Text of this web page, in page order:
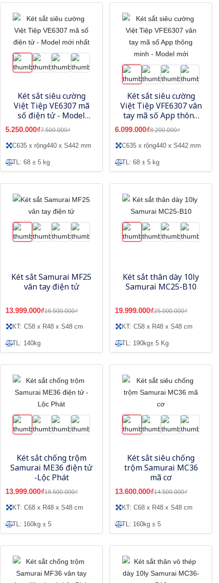
Két sắt siêu cường
Việt Tiệp VE6307 mã
số điện tử - Model
mới nhất
5.250.000₫7.500.000₫
C635 x rộng440 x S442 mm
TL: 68 ± 5 kg
Két sắt siêu cường
Việt Tiệp VFE6307 vân
tay mã số App thông
minh - Model mới
6.099.000₫8.200.000₫
C635 x rộng440 x S442 mm
TL: 68 ± 5 kg
Két sắt Samurai MF25
vân tay điện tử
13.999.000₫16.500.000₫
KT: C58 x R48 x S48 cm
TL: 140kg
Két sắt thân dày 10ly
Samurai MC25-B10
19.999.000₫25.000.000₫
KT: C58 x R48 x S48 cm
TL: 190kg± 5 Kg
Két sắt chống trộm
Samurai ME36 điện tử
-Lộc Phát
13.999.000₫18.500.000₫
KT: C68 x R48 x S48 cm
TL: 160kg ± 5
Két sắt siêu chống
trộm Samurai MC36
mã cơ
13.600.000₫14.500.000₫
KT: C68 x R48 x S48 cm
TL: 160kg ± 5